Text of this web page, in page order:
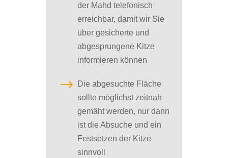
der Mahd telefonisch
erreichbar, damit wir Sie
über gesicherte und
abgesprungene Kitze
informieren können
$
Die abgesuchte Fläche
sollte möglichst zeitnah
gemäht werden, nur dann
ist die Absuche und ein
Festsetzen der Kitze
sinnvoll